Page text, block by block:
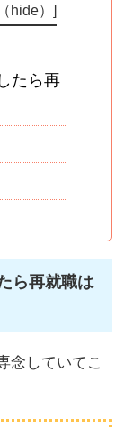
hide） ]
たら再
ら再就職は
念していてこ